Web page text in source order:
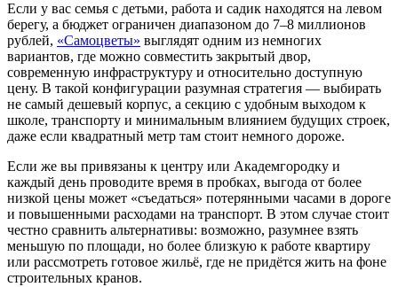
Если у вас семья с детьми, работа и садик находятся на левом
берегу, а бюджет ограничен диапазоном до 7–8 миллионов
рублей, «Самоцветы» выглядят одним из немногих
вариантов, где можно совместить закрытый двор,
современную инфраструктуру и относительно доступную
цену. В такой конфигурации разумная стратегия — выбирать
не самый дешевый корпус, а секцию с удобным выходом к
школе, транспорту и минимальным влиянием будущих строек,
даже если квадратный метр там стоит немного дороже.
Если же вы привязаны к центру или Академгородку и
каждый день проводите время в пробках, выгода от более
низкой цены может «съедаться» потерянными часами в дороге
и повышенными расходами на транспорт. В этом случае стоит
честно сравнить альтернативы: возможно, разумнее взять
меньшую по площади, но более близкую к работе квартиру
или рассмотреть готовое жильё, где не придётся жить на фоне
строительных кранов.